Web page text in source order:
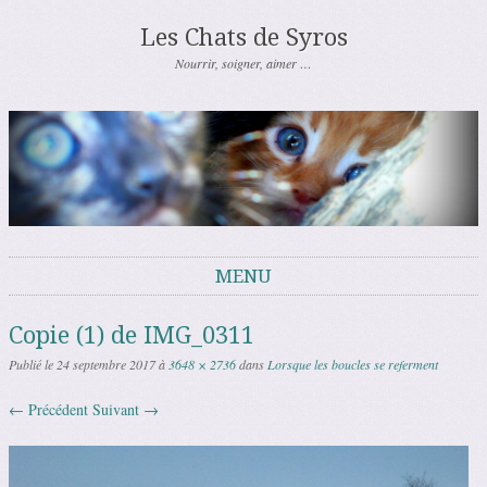
Les Chats de Syros
Nourrir, soigner, aimer …
MENU
Copie (1) de IMG_0311
Publié le24 septembre 2017à3648 × 2736dansLorsque les boucles se referment
← Précédent Suivant →